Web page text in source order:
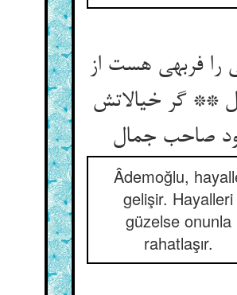
را فربهی هست از
** گر خیالاتش
صاحب جمال‏
Âdemoğlu,
gelişir. Hayalleri
güzelse onunla
rahatlaşır.